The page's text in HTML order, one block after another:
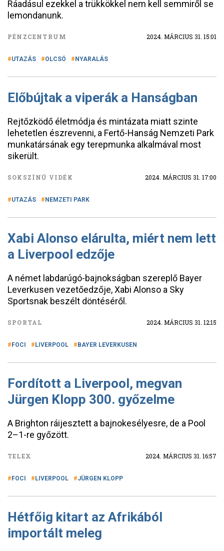
Ráadásul ezekkel a trükkökkel nem kell semmiről se
lemondanunk.
PÉNZCENTRUM 2024. MÁRCIUS 31. 15:01
UTAZÁS OLCSÓ NYARALÁS
Előbújtak a viperák a Hanságban
Rejtőzködő életmódja és mintázata miatt szinte
lehetetlen észrevenni, a Fertő-Hanság Nemzeti Park
munkatársának egy terepmunka alkalmával most
sikerült.
SOKSZÍNŰ VIDÉK 2024. MÁRCIUS 31. 17:00
UTAZÁS NEMZETI PARK
Xabi Alonso elárulta, miért nem lett
a Liverpool edzője
A német labdarúgó-bajnokságban szereplő Bayer
Leverkusen vezetőedzője, Xabi Alonso a Sky
Sportsnak beszélt döntéséről.
SPORTAL 2024. MÁRCIUS 31. 12:15
FOCI LIVERPOOL BAYER LEVERKUSEN
Fordított a Liverpool, megvan
Jürgen Klopp 300. győzelme
A Brighton ráijesztett a bajnokesélyesre, de a Pool
2–1-re győzött.
TELEX 2024. MÁRCIUS 31. 16:57
FOCI LIVERPOOL JÜRGEN KLOPP
Hétfőig kitart az Afrikából
importált meleg